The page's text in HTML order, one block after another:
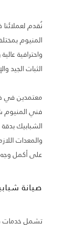
نُقدم
المنيوم
واحترافية
الثبات الجيد
معتمدين في
فني المنيوم
الشبابيك
والمعدات
على أكمل
صيانة
تشمل خدمات